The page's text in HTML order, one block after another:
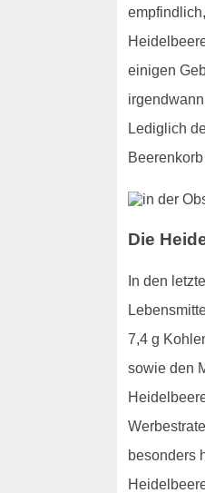
einigen
Lediglich
Die
In den
7,4 g
sowie den
besonders